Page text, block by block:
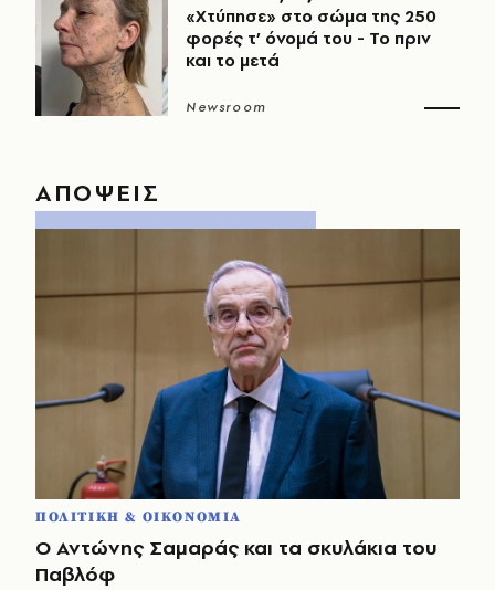
«Χτύπησε» στο σώμα της 250
φορές τ’ όνομά του - Το πριν
και το μετά
Newsroom
ΑΠΟΨΕΙΣ
ΠΟΛΙΤΙΚΗ & ΟΙΚΟΝΟΜΙΑ
Ο Αντώνης Σαμαράς και τα σκυλάκια του
Παβλόφ